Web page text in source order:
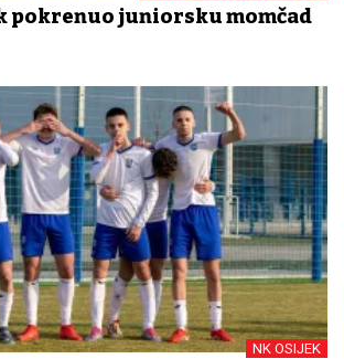
pokrenuo juniorsku momčad
NK OSIJEK